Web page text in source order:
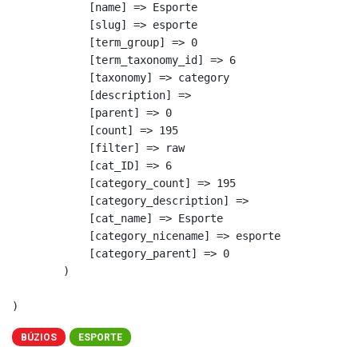
            [name] => Esporte
            [slug] => esporte
            [term_group] => 0
            [term_taxonomy_id] => 6
            [taxonomy] => category
            [description] =>
            [parent] => 0
            [count] => 195
            [filter] => raw
            [cat_ID] => 6
            [category_count] => 195
            [category_description] =>
            [cat_name] => Esporte
            [category_nicename] => esporte
            [category_parent] => 0
        )
BÚZIOS ESPORTE